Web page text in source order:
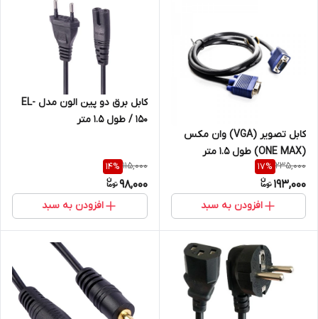
کابل تصویر (VGA) وان مکس
(ONE MAX) طول 1.5 متر
235,000
17%
193,000
افزودن به سبد
کابل برق دو پین الون مدل EL-
150 / طول 1.5 متر
115,000
14%
98,000
افزودن به سبد